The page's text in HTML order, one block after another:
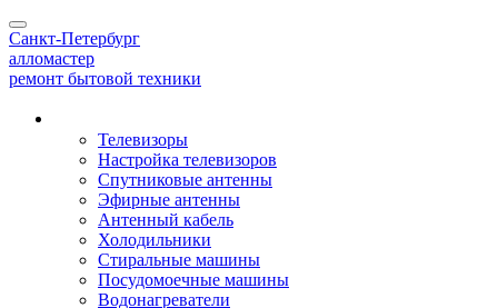
Toggle
navigation
Санкт-Петербург
алломастер
ремонт бытовой техники
Телевизоры
Настройка телевизоров
Спутниковые антенны
Эфирные антенны
Антенный кабель
Холодильники
Стиральные машины
Посудомоечные машины
Водонагреватели